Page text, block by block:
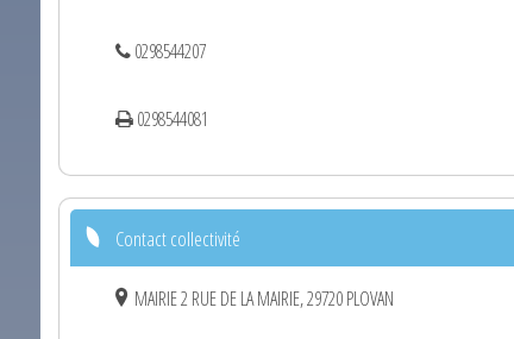
0298544207
0298544081
Contact collectivité
MAIRIE 2 RUE DE LA MAIRIE, 29720 PLOVAN